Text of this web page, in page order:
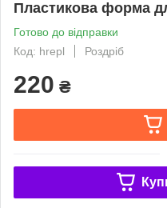
Пластикова форма
Готово до відправки
Код: hrepl
Роздріб
220 ₴